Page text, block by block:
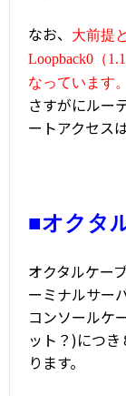
なお、
大前提
Loopback0（
なっています。
さすがにルー
ートアクセス
■オクタ
オクタルケー
ーミナルサー
コンソールケ
ット？)につ
ります。